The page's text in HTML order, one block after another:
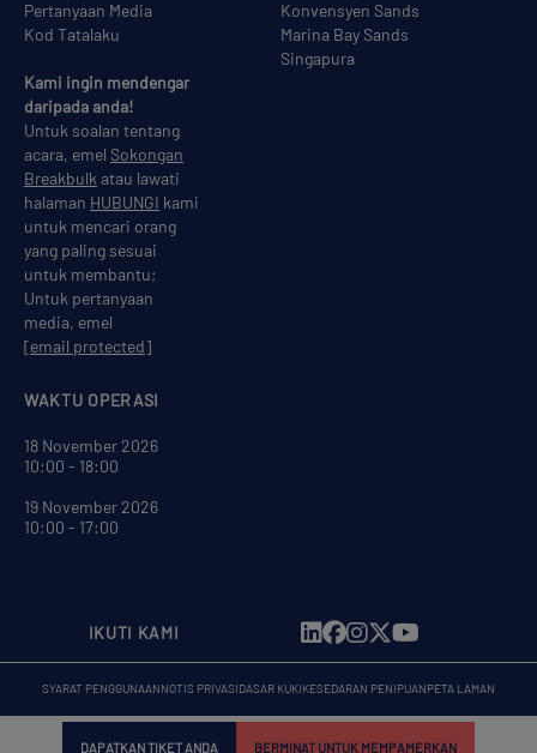
DAPATKAN TIKET ANDA BERMINAT UNTUK MEMPAMERKAN
Konvensyen Sands
Marina Bay Sands
Singapura
WAKTU OPERASI
18 November 2026
10:00 - 18:00
19 November 2026
10:00 - 17:00
Pertanyaan Media
Kod Tatalaku
Kami ingin mendengar
daripada anda!
Untuk soalan tentang
acara, emel Sokongan
Breakbulkatau lawati
halaman HUBUNGI kami
untuk mencari orang
yang paling sesuai
untuk membantu;
Untuk pertanyaan
media, emel
[email protected]
IKUTI KAMI
SYARAT PENGGUNAANNOTIS PRIVASIDASAR KUKIKESEDARAN PENIPUANPETA LAMAN